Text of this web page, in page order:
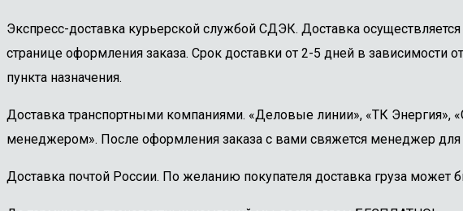
Экспресс-доставка курьерской службой СДЭК. Доставка
странице оформления заказа. Срок доставки от 2-5 дней в зависимости
пункта назначения.
Доставка транспортными компаниями. «Деловые линии», «ТК Энергия»,
менеджером». После оформления заказа с вами свяжется менеджер для
Доставка почтой России. По желанию покупателя доставка груза может